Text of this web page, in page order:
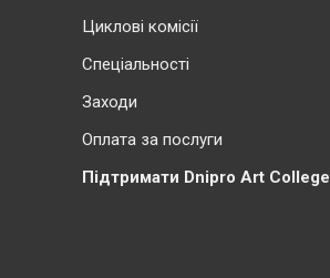
Циклові комісії
Cпеціальності
Заходи
Оплата за послуги
Підтримати Dnipro Art College